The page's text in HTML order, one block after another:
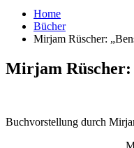
Home
Bücher
Mirjam Rüscher:
Mirjam Rüscher:
Buchvorstellung durch